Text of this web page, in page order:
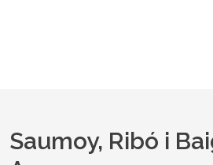
Saumoy, Ribó i